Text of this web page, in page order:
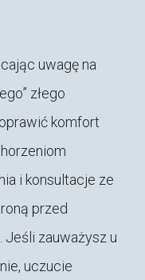
uwagę na
złego
komfort
i konsultacje ze
przed
zauważysz u
uczucie